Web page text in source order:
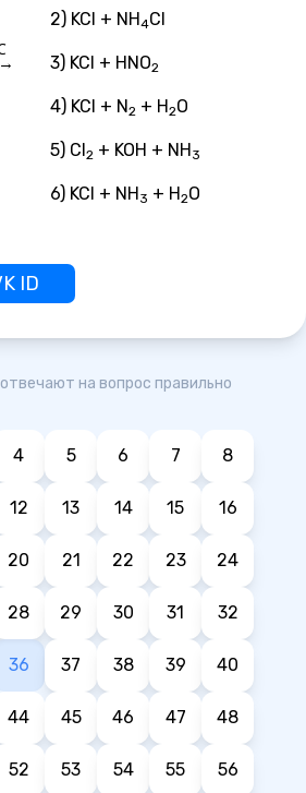
2) KCl + NH4Cl
3) KCl + HNO2
4) KCl + N2 + H2O
5) Cl2 + KOH + NH3
6) KCl + NH3 + H2O
ID
на вопрос правильно
4 5 6 7 8
12 13 14 15 16
20 21 22 23 24
28 29 30 31 32
36 37 38 39 40
44 45 46 47 48
52 53 54 55 56